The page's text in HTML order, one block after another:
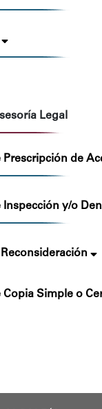
Legal
de
Inspección y/o
Copia Simple o